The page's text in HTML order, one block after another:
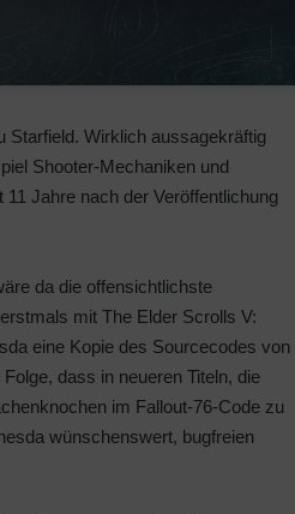
Starfield. Wirklich aussagekräftig
Shooter-Mechaniken und
Jahre nach der Veröffentlichung
da die offensichtlichste
mit The Elder Scrolls V:
eine Kopie des Sourcecodes von
dass in neueren Titeln, die
im Fallout-76-Code zu
wünschenswert, bugfreien